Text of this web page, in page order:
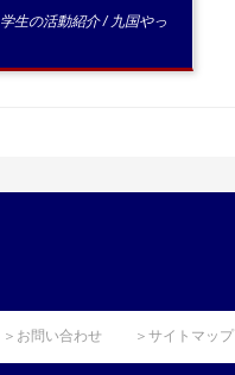
学生の活動紹介/九国やっ
＞お問い合わせ ＞サイトマップ